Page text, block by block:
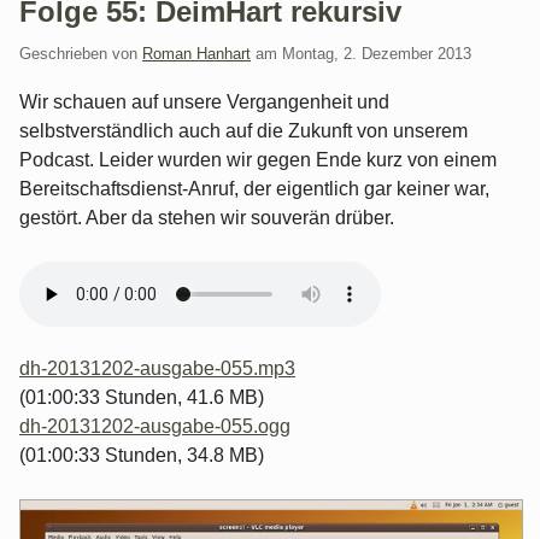
Folge 55: DeimHart rekursiv
Geschrieben von Roman Hanhart am Montag, 2. Dezember 2013
Wir schauen auf unsere Vergangenheit und
selbstverständlich auch auf die Zukunft von unserem
Podcast. Leider wurden wir gegen Ende kurz von einem
Bereitschaftsdienst-Anruf, der eigentlich gar keiner war,
gestört. Aber da stehen wir souverän drüber.
dh-20131202-ausgabe-055.mp3
(01:00:33 Stunden, 41.6 MB)
dh-20131202-ausgabe-055.ogg
(01:00:33 Stunden, 34.8 MB)